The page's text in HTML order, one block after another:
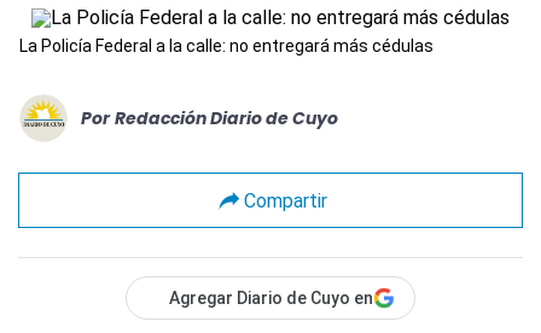
La Policía Federal a la calle: no entregará más cédulas
Por Redacción Diario de Cuyo
Compartir
Agregar Diario de Cuyo en